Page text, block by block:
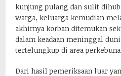
kunjung pulang dan sulit
warga, keluarga kemudian
akhirnya korban ditemukan
dalam keadaan meninggal
tertelungkup di area
Dari hasil pemeriksaan luar